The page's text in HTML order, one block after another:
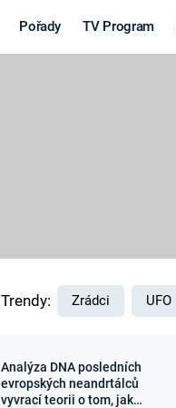
Pořady TV Program
Výročí
Trendy: Zrádci UFO
Analýza DNA posledních
evropských neandrtálců
vyvrací teorii o tom, jak